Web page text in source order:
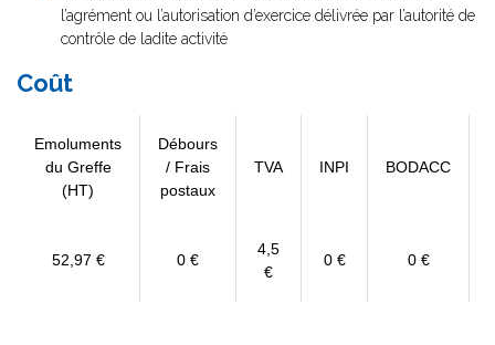
l’agrément ou l’autorisation d’exercice délivrée par l’autorité de
contrôle de ladite activité
Coût
Emoluments
du Greffe
(HT)
Débours
/ Frais
postaux
TVA INPI BODACC
52,97 € 0 €
4,5
€
0 € 0 €